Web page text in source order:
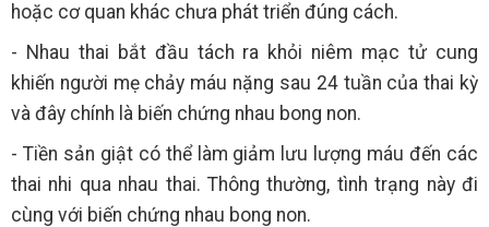
hoặc cơ quan khác chưa phát triển đúng cách.
- Nhau thai bắt đầu tách ra khỏi niêm mạc tử cung
khiến người mẹ chảy máu nặng sau 24 tuần của thai kỳ
và đây chính là biến chứng nhau bong non.
- Tiền sản giật có thể làm giảm lưu lượng máu đến các
thai nhi qua nhau thai. Thông thường, tình trạng này đi
cùng với biến chứng nhau bong non.